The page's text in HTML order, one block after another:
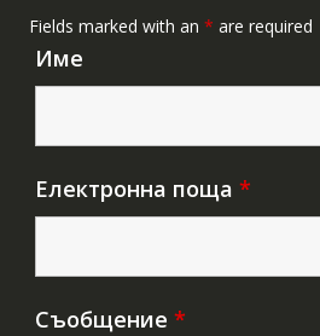
Fields marked with an * are required
Име
Електронна поща *
Съобщение *